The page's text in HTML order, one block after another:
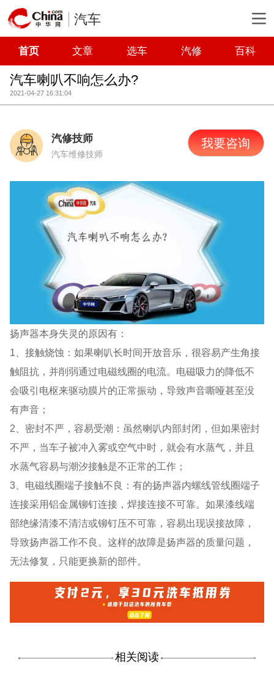
汽车
首页 文章 选车 汽修 百科
汽车喇叭不响怎么办?
2021-04-27 16:31:04
汽修技师
汽车维修技师
我要咨询
扬声器本身失灵的原因有：
1、接触烧蚀：如果喇叭长时间开放音乐，很容易产生角接
触阻抗，并削弱通过电磁线圈的电流。电磁吸力的降低不
会吸引电枢来驱动膜片的正常振动，导致声音嘶哑甚至没
有声音；
2、密封不严，容易受潮：虽然喇叭内部封闭，但如果密封
不严，当车子被冲入雾或空气中时，就会有水蒸气，并且
水蒸气容易与潮汐接触是不正常的工作；
3、电磁线圈端子接触不良：有的扬声器内螺线管线圈端子
连接采用铝金属铆钉连接，焊接连接不可靠。如果漆线端
部绝缘清漆不清洁或铆钉压不可靠，容易出现误接故障，
导致扬声器工作不良。这样的故障是扬声器的质量问题，
无法修复，只能更换新的部件。
相关阅读